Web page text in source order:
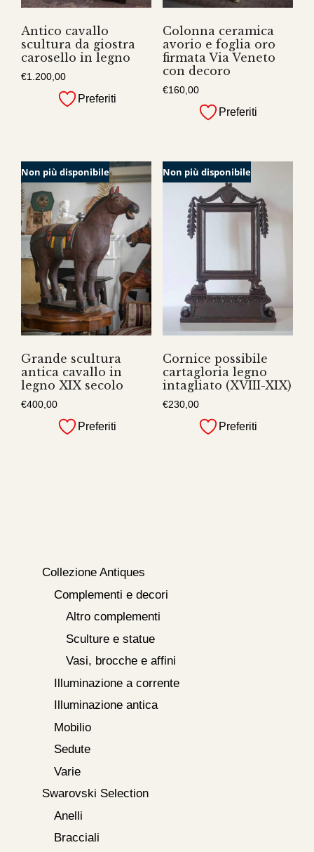
Antico cavallo
scultura da giostra
carosello in legno
€1.200,00
Preferiti
Colonna ceramica
avorio e foglia oro
firmata Via Veneto
con decoro
€160,00
Preferiti
Non più disponibile
Grande scultura
antica cavallo in
legno XIX secolo
€400,00
Preferiti
Non più disponibile
Cornice possibile
cartagloria legno
intagliato (XVIII-XIX)
€230,00
Preferiti
Collezione Antiques
Complementi e decori
Altro complementi
Sculture e statue
Vasi, brocche e affini
Illuminazione a corrente
Illuminazione antica
Mobilio
Sedute
Varie
Swarovski Selection
Anelli
Bracciali